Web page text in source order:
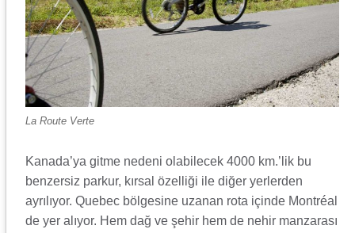
La Route Verte
Kanada’ya gitme nedeni olabilecek 4000 km.’lik bu
benzersiz parkur, kırsal özelliği ile diğer yerlerden
ayrılıyor. Quebec bölgesine uzanan rota içinde Montréal
de yer alıyor. Hem dağ ve şehir hem de nehir manzarası